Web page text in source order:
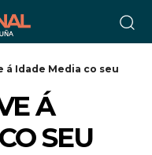
á Idade Media co seu
Á
SEU